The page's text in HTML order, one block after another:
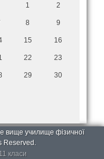
1 2
8 9
15 16
22 23
29 30
вище училище фізичної
Reserved.
класи